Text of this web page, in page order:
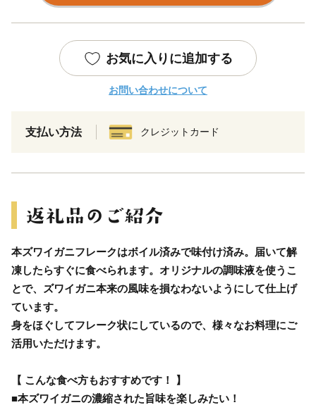
お気に入りに追加する
お問い合わせについて
支払い方法 クレジットカード
本ズワイガニフレークはボイル済みで味付け済み。届いて解
凍したらすぐに食べられます。オリジナルの調味液を使うこ
とで、ズワイガニ本来の風味を損なわないようにして仕上げ
ています。
身をほぐしてフレーク状にしているので、様々なお料理にご
活用いただけます。
【 こんな食べ方もおすすめです！ 】
■本ズワイガニの濃縮された旨味を楽しみたい！